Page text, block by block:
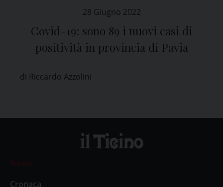
28 Giugno 2022
Covid-19: sono 89 i nuovi casi di
positività in provincia di Pavia
di Riccardo Azzolini
News
Cronaca